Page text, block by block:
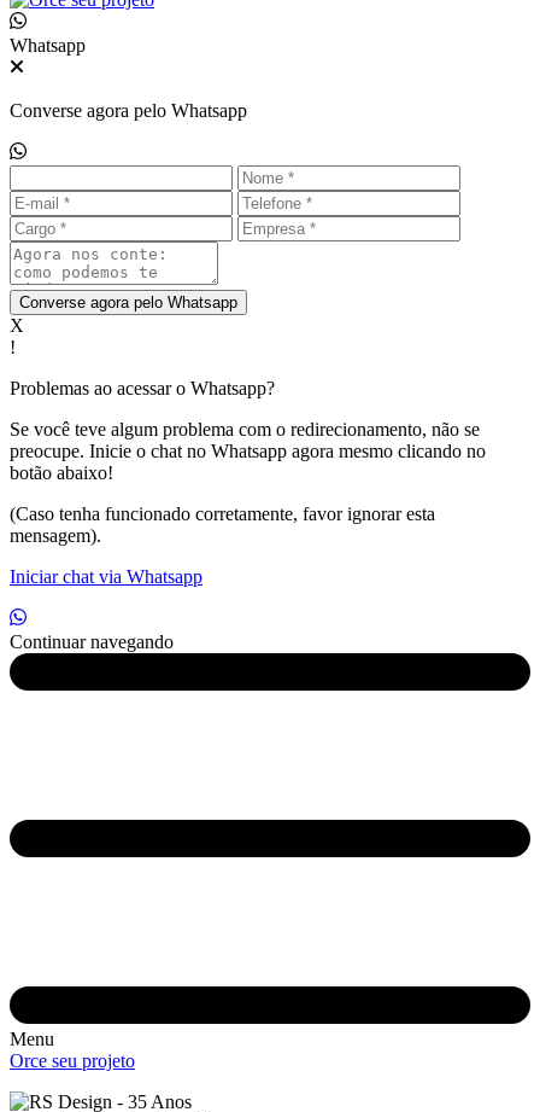
Whatsapp
Converse agora pelo Whatsapp
Converse agora pelo Whatsapp
X
!
Problemas ao acessar o Whatsapp?
Se você teve algum problema com o redirecionamento, não se
preocupe. Inicie o chat no Whatsapp agora mesmo clicando no
botão abaixo!
(Caso tenha funcionado corretamente, favor ignorar esta
mensagem).
Iniciar chat via Whatsapp
Continuar navegando
Menu
Orce seu projeto